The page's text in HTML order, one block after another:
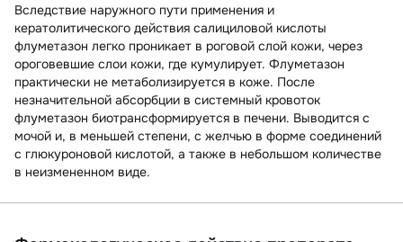
Вследствие наружного пути применения и
кератолитического действия салициловой кислоты
флуметазон легко проникает в роговой слой кожи, через
ороговевшие слои кожи, где кумулирует. Флуметазон
практически не метаболизируется в коже. После
незначительной абсорбции в системный кровоток
флуметазон биотрансформируется в печени. Выводится с
мочой и, в меньшей степени, с желчью в форме соединений
с глюкуроновой кислотой, а также в небольшом количестве
в неизмененном виде.